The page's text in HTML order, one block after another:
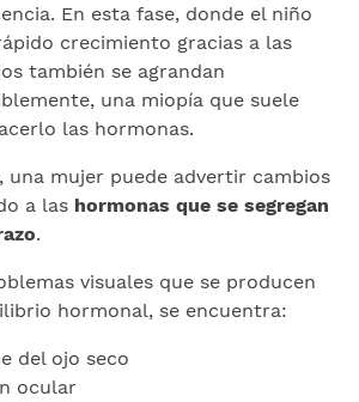
En esta fase, donde el niño
crecimiento gracias a las
también se agrandan
una miopía que suele
las hormonas.
una mujer puede advertir cambios
a las hormonas que se segregan
.
visuales que se producen
hormonal, se encuentra:
del ojo seco
ocular